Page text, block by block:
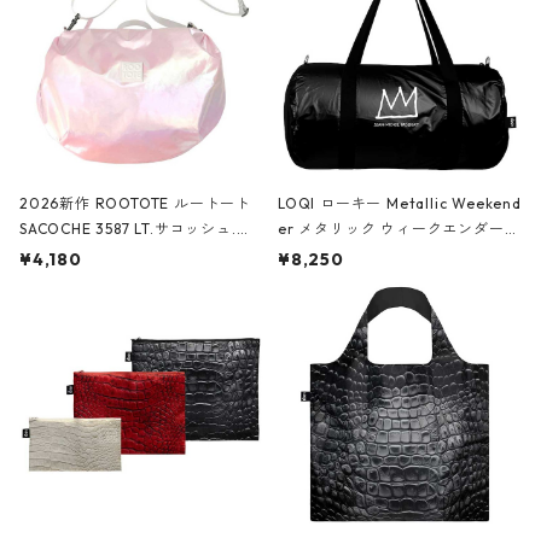
2026新作 ROOTOTE ルートート
SACOCHE 3587 LT.サコッシュ.ル
ミエ-B ショルダーバッグ グロスピ
¥4,180
LOQI ローキー Metallic Weekend
er メタリック ウィークエンダー
ボストンバッグ ショルダーバッグ
Black ジャン=ミッシェル・バスキ
ア/クラウン ブラック
¥8,250